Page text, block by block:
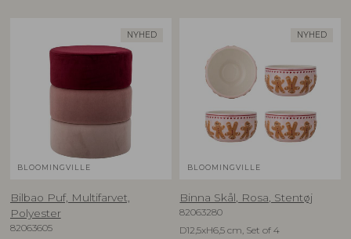
NYHED
BLOOMINGVILLE
Bilbao Puf, Multifarvet,
Polyester
82063605
NYHED
BLOOMINGVILLE
Binna Skål, Rosa, Stentøj
82063280
D12,5xH6,5 cm, Set of 4